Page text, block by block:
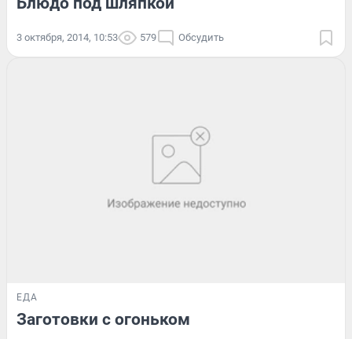
3 октября, 2014, 10:53 579 Обсудить
ЕДА
Заготовки с огоньком